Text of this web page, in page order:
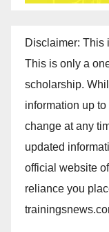
Disclaimer: This
This is only a
scholarship.
information up
change at any
updated
official website
reliance you